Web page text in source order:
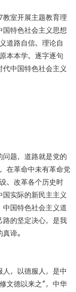
教室开展主题教育理
特色社会主义思想
道路自信、理论自
本本学、逐字逐句
中国特色社会主义
题，道路就是党的
在革命中未有革命党
、改革各个历史时
实际的新民主主义
国特色社会主义道
路的坚定决心，是我
谛。
，以德服人，是中
文德以来之”，中华